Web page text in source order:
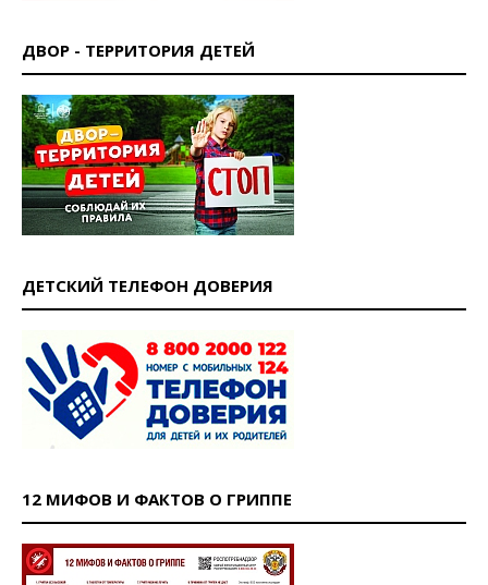
ДВОР - ТЕРРИТОРИЯ ДЕТЕЙ
ДЕТСКИЙ ТЕЛЕФОН ДОВЕРИЯ
12 МИФОВ И ФАКТОВ О ГРИППЕ